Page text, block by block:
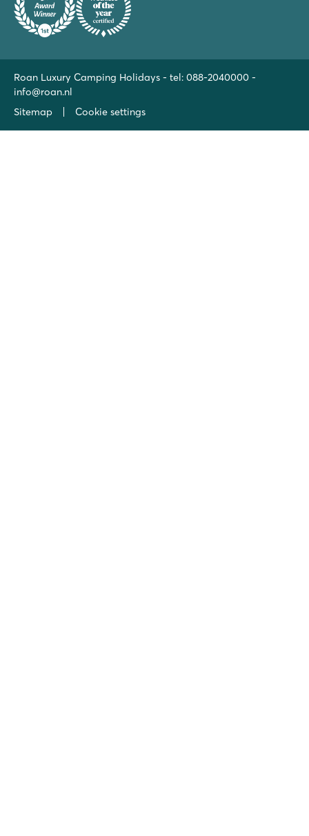
Roan Luxury Camping Holidays - tel: 088-2040000 -
info@roan.nl
Sitemap
Cookie settings